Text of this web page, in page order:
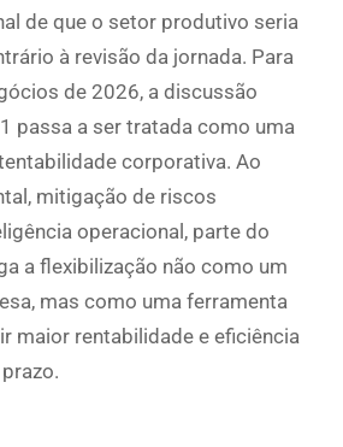
de que o setor produtivo seria
à revisão da jornada. Para
de 2026, a discussão
passa a ser tratada como uma
corporativa. Ao
mitigação de riscos
operacional, parte do
a flexibilização não como um
mas como uma ferramenta
maior rentabilidade e eficiência